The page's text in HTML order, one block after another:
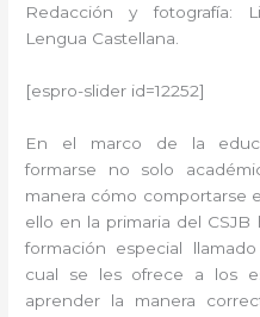
Redacción y fotografía:
Lengua Castellana.
[espro-slider id=12252]
En el marco de la
formarse no solo
manera cómo comportarse
ello en la primaria del
formación especial
cual se les ofrece a los
aprender la manera